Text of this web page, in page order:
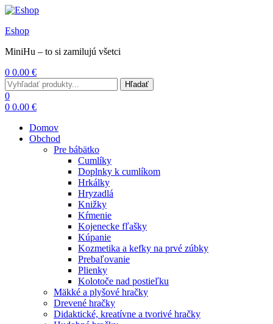
Eshop
MiniHu – to si zamilujú všetci
0 0.00 €
Menu
Search
for:
Hľadať
0
0 0.00 €
Domov
Obchod
Pre bábätko
Cumlíky
Doplnky k cumlíkom
Hrkálky
Hryzadlá
Knižky
Kŕmenie
Kojenecke fľašky
Kúpanie
Kozmetika a kefky na prvé zúbky
Prebaľovanie
Plienky
Kolotoče nad postieľku
Mäkké a plyšové hračky
Drevené hračky
Didaktické, kreatívne a tvorivé hračky